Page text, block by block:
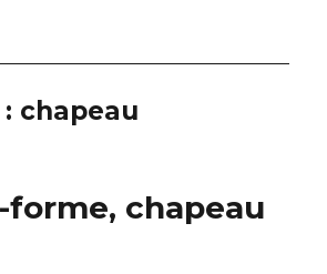
chapeau
forme, chapeau